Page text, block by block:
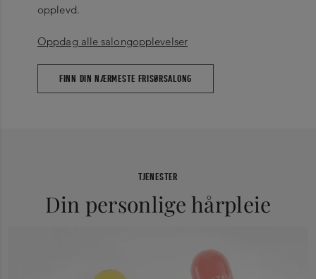
opplevd.
Oppdag alle salongopplevelser
FINN DIN NÆRMESTE FRISØRSALONG
TJENESTER
Din personlige hårpleie